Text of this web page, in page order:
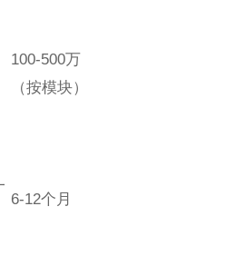
100-500万
（按模块）
6-12个月